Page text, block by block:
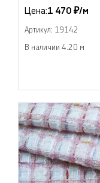
Цена:1 470 ₽/м
Артикул: 19142
В наличии 4.20 м